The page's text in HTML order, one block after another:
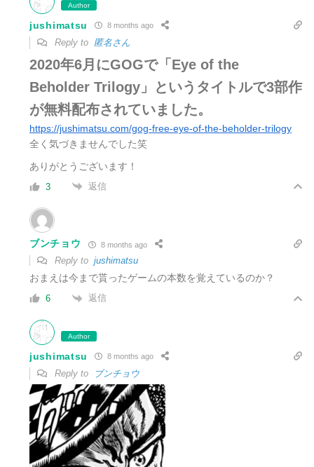
Author
jushimatsu 8 months ago
Reply to 匿名さん
2020年6月にGOGで「Eye of the
Beholder Trilogy」というタイトルで3部作
が無料配布されていました。
https://jushimatsu.com/gog-free-eye-of-the-beholder-trilogy
全く気づきませんでした笑
ありがとうございます！
3 返信
ブンチョウ 8 months ago
Reply to jushimatsu
おまえは今まで貰ったゲームの本数を覚えているのか？
6 返信
Author
jushimatsu 8 months ago
Reply to ブンチョウ